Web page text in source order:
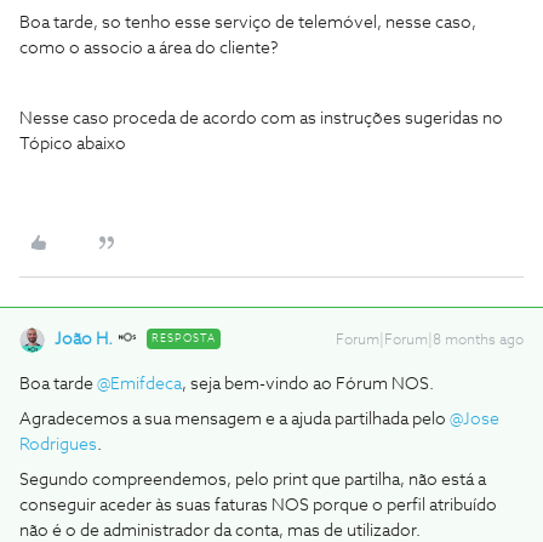
Boa tarde, so tenho esse serviço de telemóvel, nesse caso,
como o associo a área do cliente?
Nesse caso proceda de acordo com as instruções sugeridas no
Tópico abaixo
João H. RESPOSTA Forum|Forum|8 months ago
Boa tarde ​ @Emifdeca, seja bem-vindo ao Fórum NOS.
Agradecemos a sua mensagem e a ajuda partilhada pelo ​ @Jose
Rodrigues.
Segundo compreendemos, pelo print que partilha, não está a
conseguir aceder às suas faturas NOS porque o perfil atribuído
não é o de administrador da conta, mas de utilizador.